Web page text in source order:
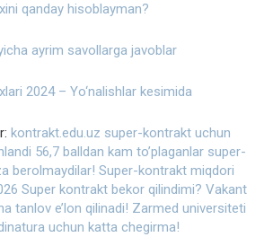
qanday hisoblayman?
ayrim savollarga javoblar
2024 – Yo‘nalishlar kesimida
kontrakt.edu.uz super-kontrakt uchun
56,7 balldan kam to’plaganlar super-
berolmaydilar! Super-kontrakt miqdori
Super kontrakt bekor qilindimi? Vakant
tanlov e’lon qilinadi! Zarmed universiteti
uchun katta chegirma!